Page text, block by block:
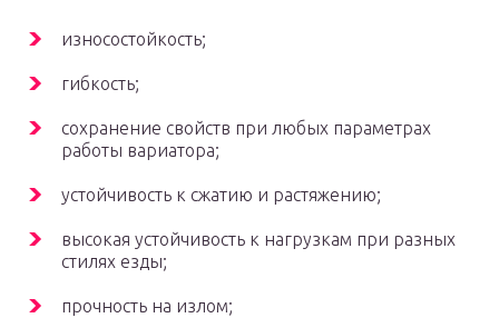
износостойкость;
гибкость;
сохранение свойств при любых параметрах
работы вариатора;
устойчивость к сжатию и растяжению;
высокая устойчивость к нагрузкам при разных
стилях езды;
прочность на излом;